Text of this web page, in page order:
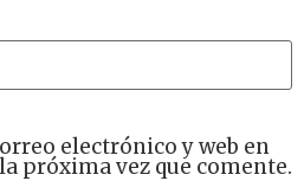
electrónico y web en
próxima vez que comente.